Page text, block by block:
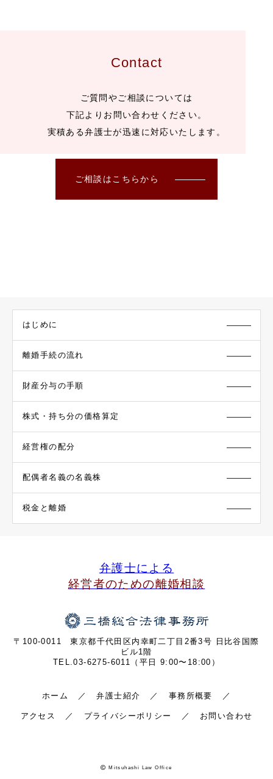
Contact
ご質問やご相談については
下記よりお問い合わせください。
実積ある弁護士が迅速に対応いたします。
ご相談はこちらから
はじめに
離婚手続の流れ
財産分与の手順
株式・持ち分の価格算定
経営権の配分
配偶者名義の名義株
税金と離婚
弁護士による
経営者のための離婚相談
〒100-0011 東京都千代田区内幸町二丁目2番3号 日比谷国際
ビル1階
TEL.03-6275-6011（平日 9:00〜18:00）
ホーム 弁護士紹介 事務所概要
アクセス プライバシーポリシー お問い合わせ
Mitsuhashi Law Office